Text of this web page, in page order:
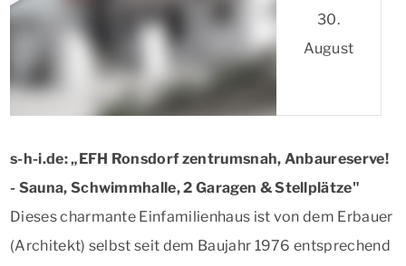
30.
August
s-h-i.de: „EFH Ronsdorf zentrumsnah, Anbaureserve!
- Sauna, Schwimmhalle, 2 Garagen & Stellplätze"
Dieses charmante Einfamilienhaus ist von dem Erbauer
(Architekt) selbst seit dem Baujahr 1976 entsprechend